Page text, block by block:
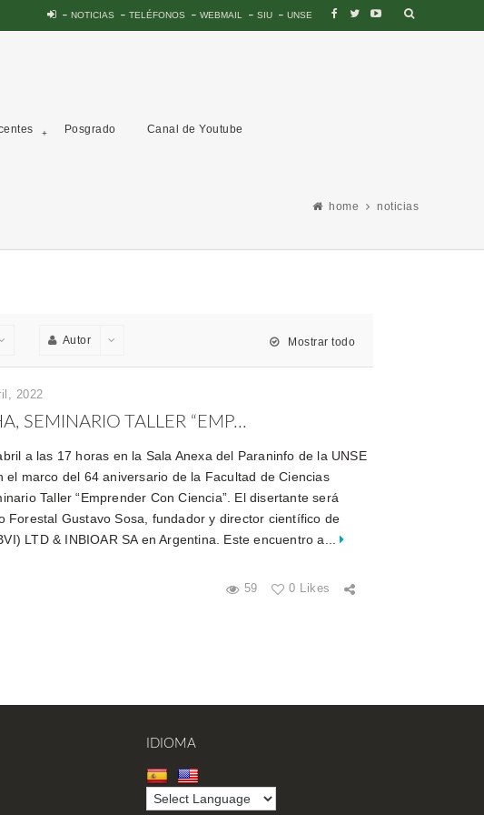
NOTICIAS TELÉFONOS WEBMAIL SIU UNSE
Posgrado Canal de Youtube
home noticias
Autor Mostrar todo
2022
SEMINARIO TALLER “EMP...
a las 17 horas en la Sala Anexa del Paraninfo de la UNSE
el marco del 64 aniversario de la Facultad de Ciencias
Taller “Emprender Con Ciencia”. El disertante será
Forestal Gustavo Sosa, fundador y director científico de
LTD & INBIOAR SA en Argentina. Este encuentro a...
59 0 Likes
IDIOMA